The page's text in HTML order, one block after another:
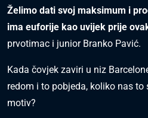
Želimo dati svoj maksimum i
ima euforije kao uvijek prije
prvotimac i junior Branko Pavić.
Kada čovjek zaviri u niz
redom i to pobjeda, koliko nas
motiv?